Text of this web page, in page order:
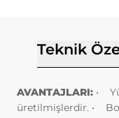
Kok ve Çelik
Fırın sıcaklık
Teknik
AVANTAJLARI: •
üretilmişlerdir. •
ürünler, tercih
diğer
kapsamaktadır.
2. ÇEREZ
AMAÇLARI
Çerezler,